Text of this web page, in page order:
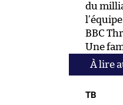
du
BBC
Une
TB